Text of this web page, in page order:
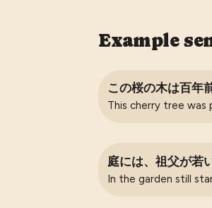
Example
この桜の木は百年
This cherry tree was
庭には、祖父が若
In the garden still